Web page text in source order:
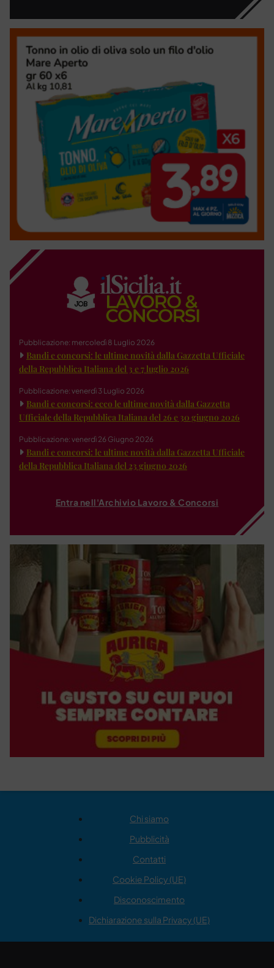
Pubblicazione: mercoledì 8 Luglio 2026
Bandi e concorsi: le ultime novità dalla Gazzetta Ufficiale
della Repubblica Italiana del 3 e 7 luglio 2026
Pubblicazione: venerdì 3 Luglio 2026
Bandi e concorsi: ecco le ultime novità dalla Gazzetta
Ufficiale della Repubblica Italiana del 26 e 30 giugno 2026
Pubblicazione: venerdì 26 Giugno 2026
Bandi e concorsi: le ultime novità dalla Gazzetta Ufficiale
della Repubblica Italiana del 23 giugno 2026
Entra nell'Archivio Lavoro & Concorsi
Chi siamo
Pubblicità
Contatti
Cookie Policy (UE)
Disconoscimento
Dichiarazione sulla Privacy (UE)